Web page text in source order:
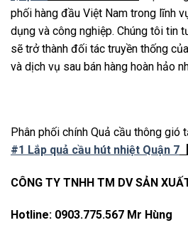
phối hàng đầu Việt Nam trong lĩnh
dụng và công nghiệp. Chúng tôi tin
sẽ trở thành đối tác truyền thống
và dịch vụ sau bán hàng hoàn hảo
Phân phối chính Quả cầu thông gió
#1 Lắp quả cầu hút nhiệt Quận 7
CÔNG TY TNHH TM DV SẢN
Hotline: 0903.775.567 Mr Hùng